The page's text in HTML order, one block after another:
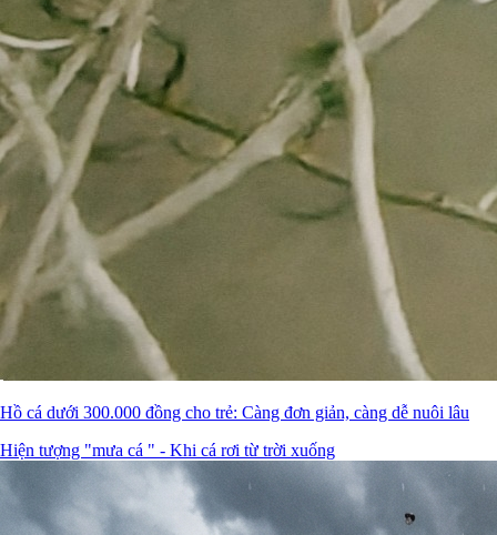
Hồ cá dưới 300.000 đồng cho trẻ: Càng đơn giản, càng dễ nuôi lâu
Hiện tượng "mưa cá " - Khi cá rơi từ trời xuống